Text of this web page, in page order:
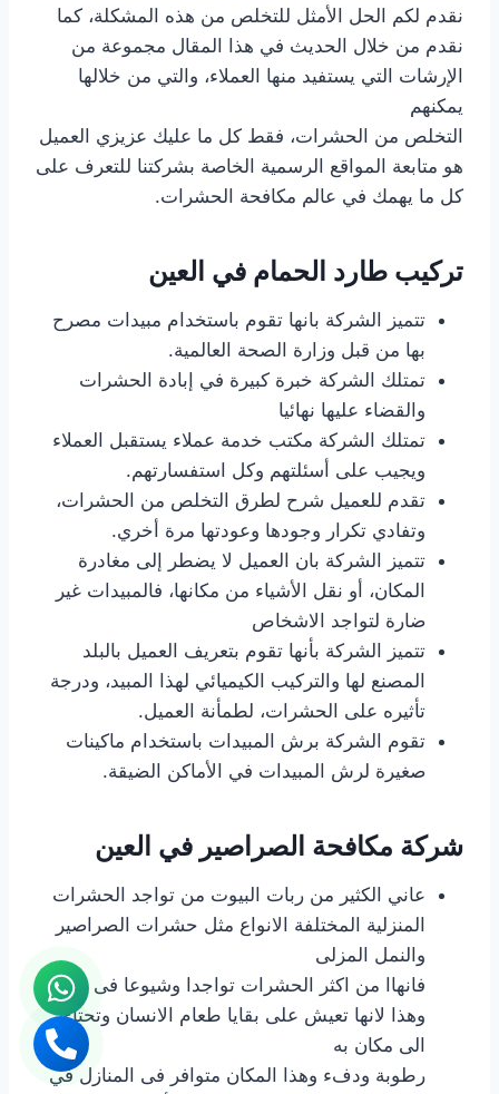
نقدم لكم الحل الأمثل للتخلص من هذه المشكلة، كما
نقدم من خلال الحديث في هذا المقال مجموعة من
الإرشات التي يستفيد منها العملاء، والتي من خلالها
يمكنهم
التخلص من الحشرات، فقط كل ما عليك عزيزي العميل
هو متابعة المواقع الرسمية الخاصة بشركتنا للتعرف على
كل ما يهمك في عالم مكافحة الحشرات.
تركيب طارد الحمام في العين
تتميز الشركة بانها تقوم باستخدام مبيدات مصرح
بها من قبل وزارة الصحة العالمية.
تمتلك الشركة خبرة كبيرة في إبادة الحشرات
والقضاء عليها نهائيا
تمتلك الشركة مكتب خدمة عملاء يستقبل العملاء
ويجيب على أسئلتهم وكل استفسارتهم.
تقدم للعميل شرح لطرق التخلص من الحشرات،
وتفادي تكرار وجودها وعودتها مرة أخري.
تتميز الشركة بان العميل لا يضطر إلى مغادرة
المكان، أو نقل الأشياء من مكانها، فالمبيدات غير
ضارة لتواجد الاشخاص
تتميز الشركة بأنها تقوم بتعريف العميل بالبلد
المصنع لها والتركيب الكيميائي لهذا المبيد، ودرجة
تأثيره على الحشرات، لطمأنة العميل.
تقوم الشركة برش المبيدات باستخدام ماكينات
صغيرة لرش المبيدات في الأماكن الضيقة.
شركة مكافحة الصراصير في العين
عاني الكثير من ربات البيوت من تواجد الحشرات
المنزلية المختلفة الانواع مثل حشرات الصراصير
والنمل المزلى
فانهاا من اكثر الحشرات تواجدا وشيوعا فى البيوت
وهذا لانها تعيش على بقايا طعام الانسان وتحتاج
الى مكان به
رطوبة ودفء وهذا المكان متوافر فى المنازل في